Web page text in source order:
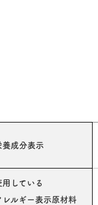
養成分表示
用している
レルギー表示原材料